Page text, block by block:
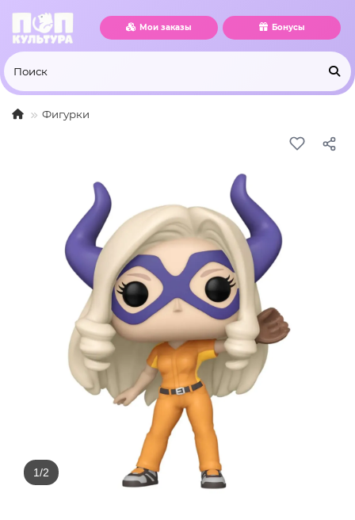
Мои заказы Бонусы
Фигурки